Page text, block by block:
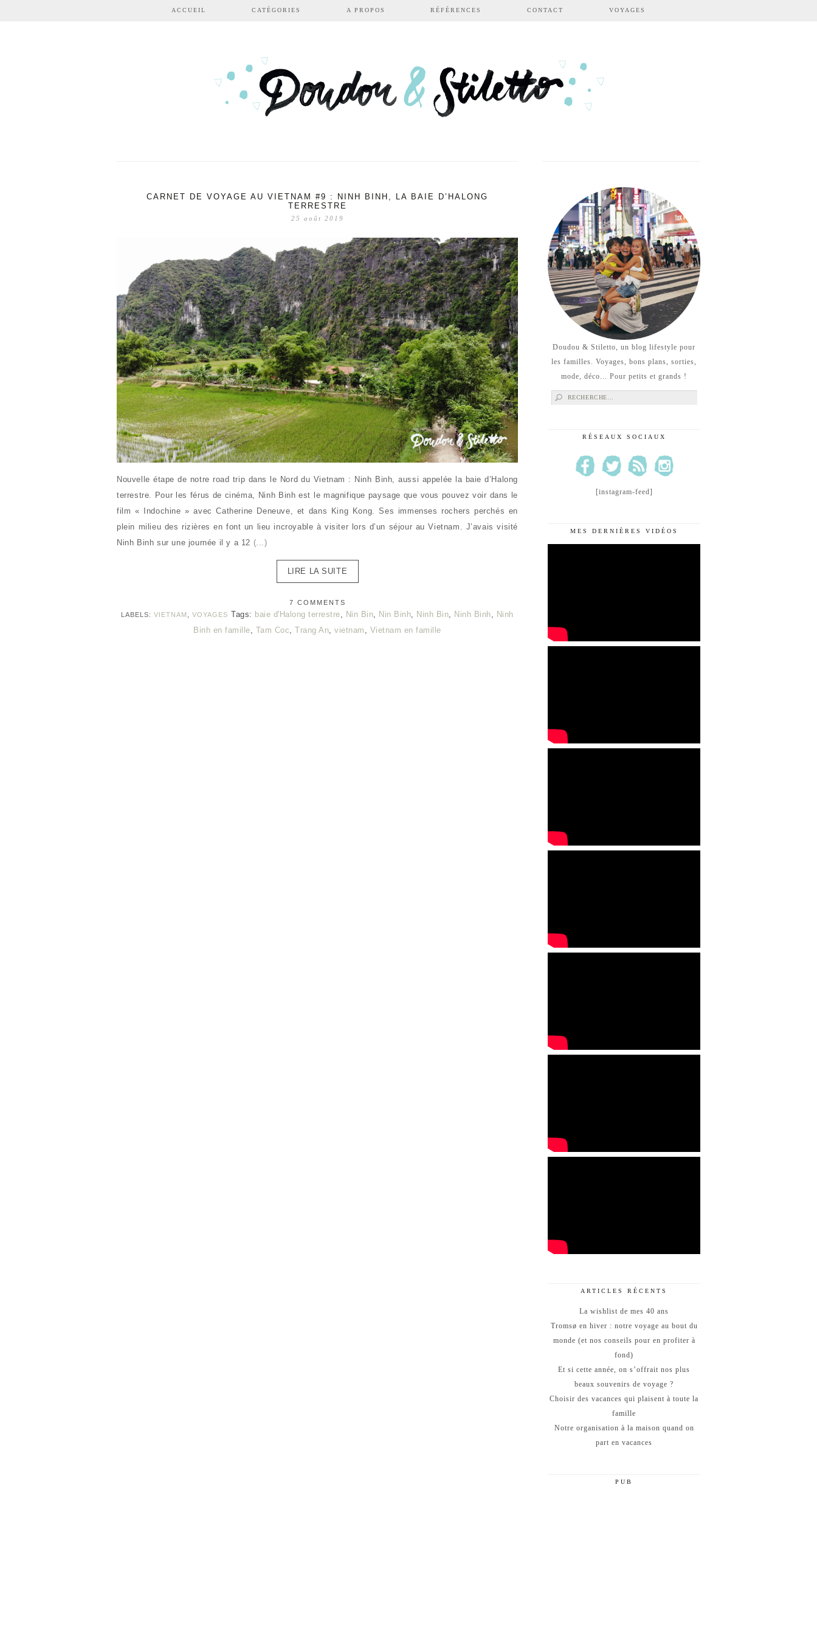
Aller au contenu principal
ACCUEIL CATÉGORIES A PROPOS RÉFÉRENCES CONTACT VOYAGES
CARNET DE VOYAGE AU VIETNAM #9 : NINH BINH, LA BAIE D’HALONG
TERRESTRE
25 août 2019
Nouvelle étape de notre road trip dans le Nord du Vietnam : Ninh Binh, aussi appelée la baie d’Halong
terrestre. Pour les férus de cinéma, Ninh Binh est le magnifique paysage que vous pouvez voir dans le
film « Indochine » avec Catherine Deneuve, et dans King Kong. Ses immenses rochers perchés en
plein milieu des rizières en font un lieu incroyable à visiter lors d’un séjour au Vietnam. J’avais visité
Ninh Binh sur une journée il y a 12 (...)
LIRE LA SUITE
7 COMMENTS
LABELS:VIETNAM ,VOYAGES Tags: baie d'Halong terrestre, Nin Bin, Nin Binh, Ninh Bin, Ninh Binh, Ninh
Binh en famille, Tam Coc,Trang An,vietnam , Vietnam en famille
Doudou & Stiletto, un blog lifestyle pour
les familles. Voyages, bons plans, sorties,
mode, déco... Pour petits et grands !
Rechercher :
RÉSEAUX SOCIAUX
[instagram-feed]
MES DERNIÈRES VIDÉOS
ARTICLES RÉCENTS
La wishlist de mes 40 ans
Tromsø en hiver : notre voyage au bout du
monde (et nos conseils pour en profiter à
fond)
Et si cette année, on s’offrait nos plus
beaux souvenirs de voyage ?
Choisir des vacances qui plaisent à toute la
famille
Notre organisation à la maison quand on
part en vacances
PUB